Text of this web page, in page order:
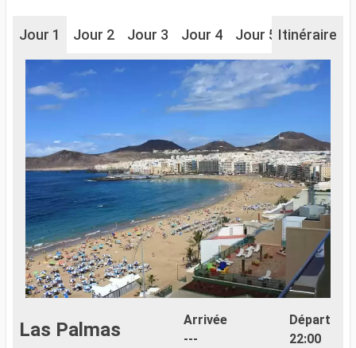
Jour 1 Jour 2 Jour 3 Jour 4 Jour 5 Jour 6
Itinéraire
Las Palmas
Arrivée
---
Départ
22:00